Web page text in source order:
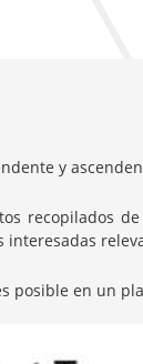
y
recopilados
posible en un